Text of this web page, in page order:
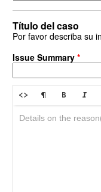
Título del caso
Por favor describa su
Issue Summary *